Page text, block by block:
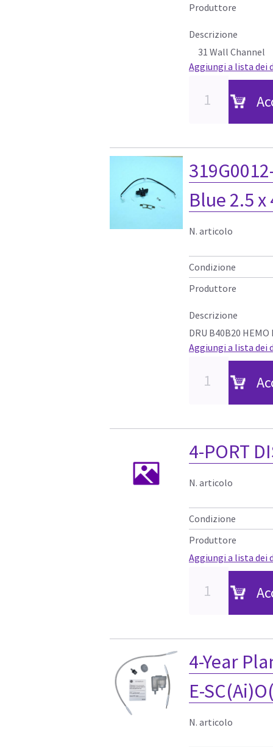
Produttore
Descrizione
31 Wall Channel
Aggiungi a lista dei
Blue 2.5 x
N. articolo
Condizione
Produttore
Descrizione
DRU B40B20 HEMO
Aggiungi a lista dei
4-PORT
N. articolo
Condizione
Produttore
Aggiungi a lista dei
4-Year
E-
N. articolo